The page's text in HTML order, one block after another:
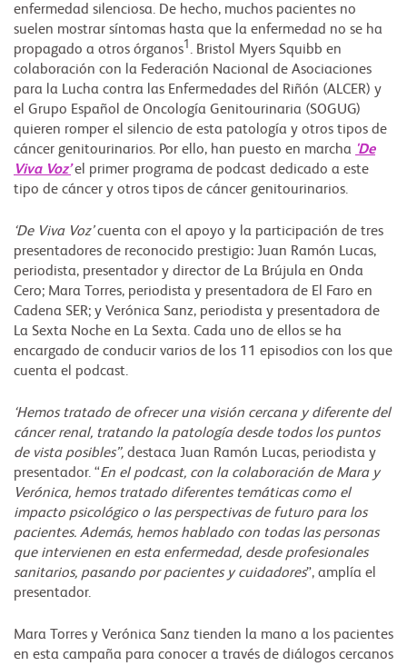
enfermedad silenciosa. De hecho, muchos pacientes no
suelen mostrar síntomas hasta que la enfermedad no se ha
propagado a otros órganos1 . Bristol Myers Squibb en
colaboración con la Federación Nacional de Asociaciones
para la Lucha contra las Enfermedades del Riñón (ALCER) y
el Grupo Español de Oncología Genitourinaria (SOGUG)
quieren romper el silencio de esta patología y otros tipos de
cáncer genitourinarios. Por ello, han puesto en marcha 'De
Viva Voz’el primer programa de podcast dedicado a este
tipo de cáncer y otros tipos de cáncer genitourinarios.
‘De Viva Voz’cuenta con el apoyo y la participación de tres
presentadores de reconocido prestigio: Juan Ramón Lucas,
periodista, presentador y director de La Brújula en Onda
Cero; Mara Torres, periodista y presentadora de El Faro en
Cadena SER; y Verónica Sanz, periodista y presentadora de
La Sexta Noche en La Sexta. Cada uno de ellos se ha
encargado de conducir varios de los 11 episodios con los que
cuenta el podcast.
‘Hemos tratado de ofrecer una visión cercana y diferente del
cáncer renal, tratando la patología desde todos los puntos
de vista posibles”, destaca Juan Ramón Lucas, periodista y
presentador. “En el podcast, con la colaboración de Mara y
Verónica, hemos tratado diferentes temáticas como el
impacto psicológico o las perspectivas de futuro para los
pacientes. Además, hemos hablado con todas las personas
que intervienen en esta enfermedad, desde profesionales
sanitarios, pasando por pacientes y cuidadores”, amplía el
presentador.
Mara Torres y Verónica Sanz tienden la mano a los pacientes
en esta campaña para conocer a través de diálogos cercanos